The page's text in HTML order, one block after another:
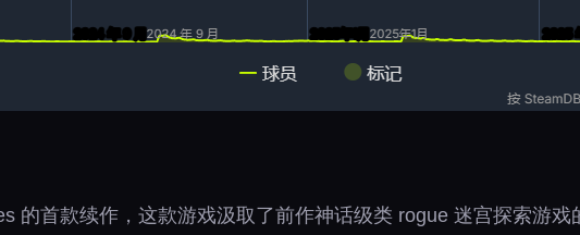
的首款续作，这款游戏汲取了前作神话级类 rogue 迷宫探索游